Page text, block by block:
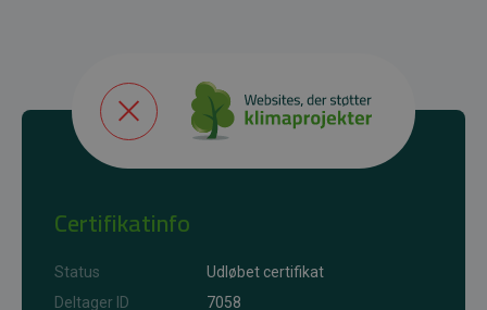
Certifikatinfo
Status
Udløbet certifikat
Deltager ID
7058